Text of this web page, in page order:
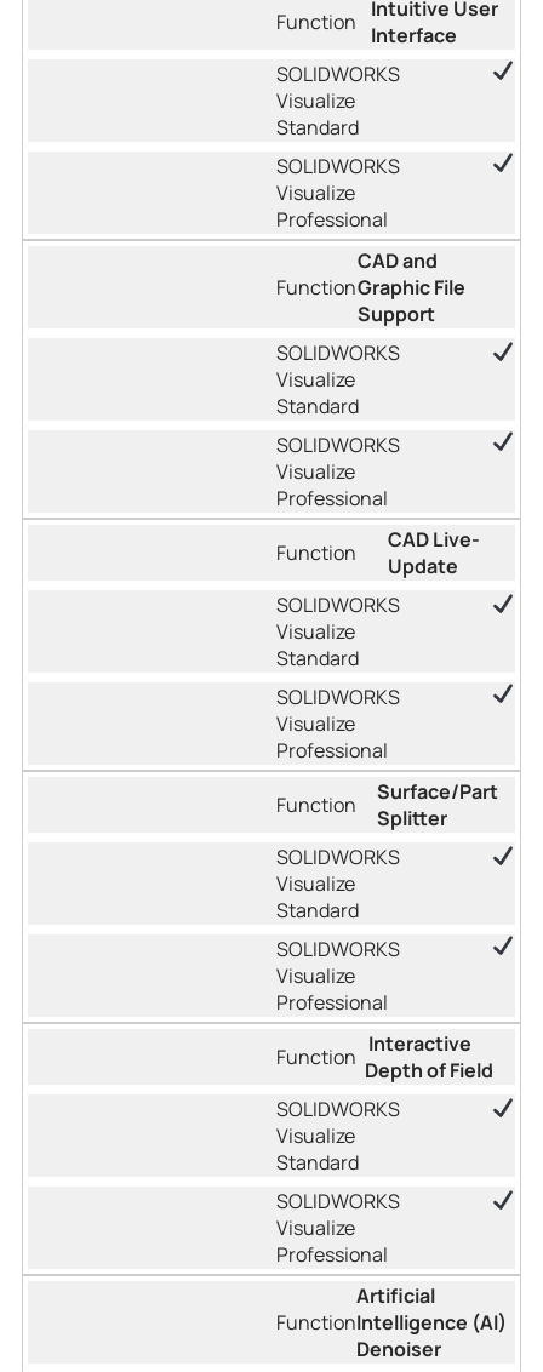
Intuitive User
Interface
CAD and
Graphic File
Support
CAD Live-
Update
Surface/Part
Splitter
Interactive
Depth of Field
Artificial
Intelligence (AI)
Denoiser